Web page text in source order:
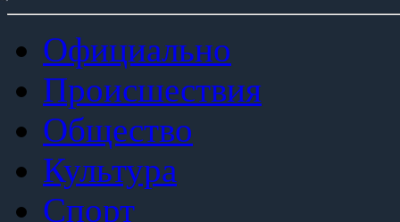
Официально
Происшествия
Общество
Культура
Спорт